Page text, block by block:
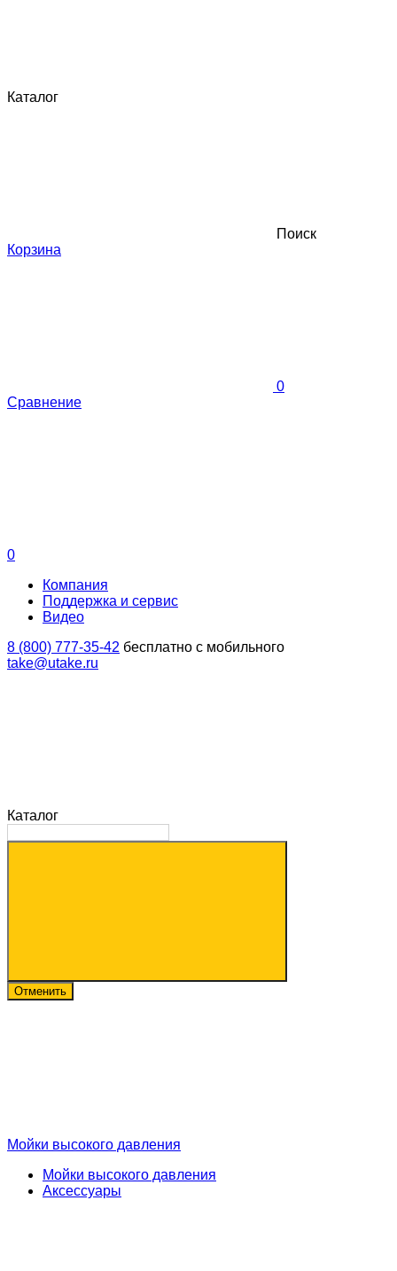
Каталог
Поиск
Корзина
0
Сравнение
0
Компания
Поддержка и сервис
Видео
8 (800) 777-35-42 бесплатно с мобильного
take@utake.ru
Каталог
Отменить
Мойки высокого давления
Мойки высокого давления
Аксессуары